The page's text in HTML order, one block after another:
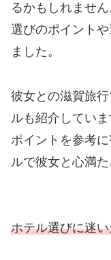
るかもしれませ
選びのポイント
ました。
彼女との滋賀旅
ルも紹介してい
ポイントを参考
ルで彼女と心満
ホテル選びに迷